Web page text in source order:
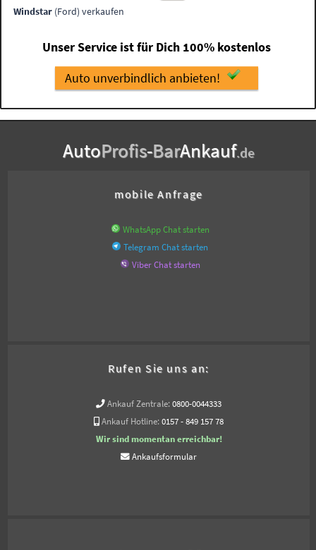
Windstar (Ford) verkaufen
Unser Service ist für Dich 100% kostenlos
Auto unverbindlich anbieten!
AutoProfis-BarAnkauf.de
mobile Anfrage
WhatsApp Chat starten
Telegram Chat starten
Viber Chat starten
Rufen Sie uns an:
Ankauf Zentrale: 0800-0044333
Ankauf Hotline: 0157 - 849 157 78
Wir sind momentan erreichbar!
Ankaufsformular